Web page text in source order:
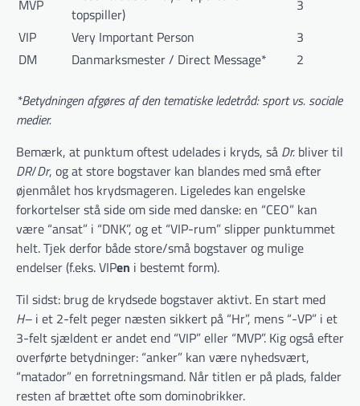
MVP
topspiller)
3
VIP
Very Important Person
3
DM
Danmarksmester / Direct Message* 2
*Betydningen afgøres af den tematiske ledetråd: sport vs. sociale
medier.
Bemærk, at punktum oftest udelades i kryds, så Dr. bliver til
DR/Dr, og at store bogstaver kan blandes med små efter
øjenmålet hos krydsmageren. Ligeledes kan engelske
forkortelser stå side om side med danske: en “CEO” kan
være “ansat” i “DNK”, og et “VIP-rum” slipper punktummet
helt. Tjek derfor både store/små bogstaver og mulige
endelser (f.eks. VIPen i bestemt form).
Til sidst: brug de krydsede bogstaver aktivt. En start med
H– i et 2-felt peger næsten sikkert på “Hr”, mens “-VP” i et
3-felt sjældent er andet end “VIP” eller “MVP”. Kig også efter
overførte betydninger: “anker” kan være nyhedsvært,
“matador” en forretningsmand. Når titlen er på plads, falder
resten af brættet ofte som dominobrikker.